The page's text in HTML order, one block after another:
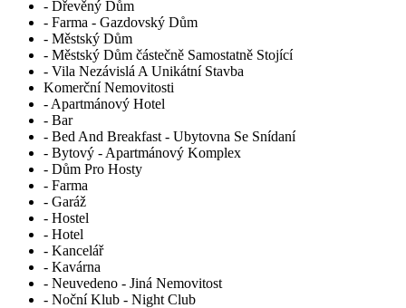
- Dřevěný Dům
- Farma - Gazdovský Dům
- Městský Dům
- Městský Dům částečně Samostatně Stojící
- Vila Nezávislá A Unikátní Stavba
Komerční Nemovitosti
- Apartmánový Hotel
- Bar
- Bed And Breakfast - Ubytovna Se Snídaní
- Bytový - Apartmánový Komplex
- Dům Pro Hosty
- Farma
- Garáž
- Hostel
- Hotel
- Kancelář
- Kavárna
- Neuvedeno - Jiná Nemovitost
- Noční Klub - Night Club